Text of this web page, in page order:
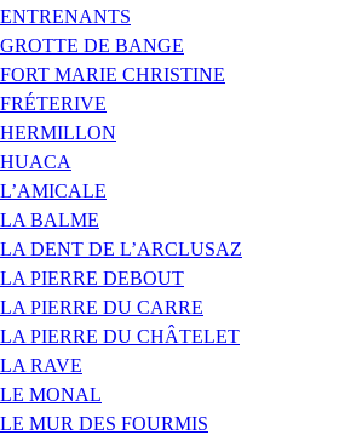
ENTRENANTS
GROTTE DE BANGE
FORT MARIE CHRISTINE
FRÉTERIVE
HERMILLON
HUACA
L’AMICALE
LA BALME
LA DENT DE L’ARCLUSAZ
LA PIERRE DEBOUT
LA PIERRE DU CARRE
LA PIERRE DU CHÂTELET
LA RAVE
LE MONAL
LE MUR DES FOURMIS